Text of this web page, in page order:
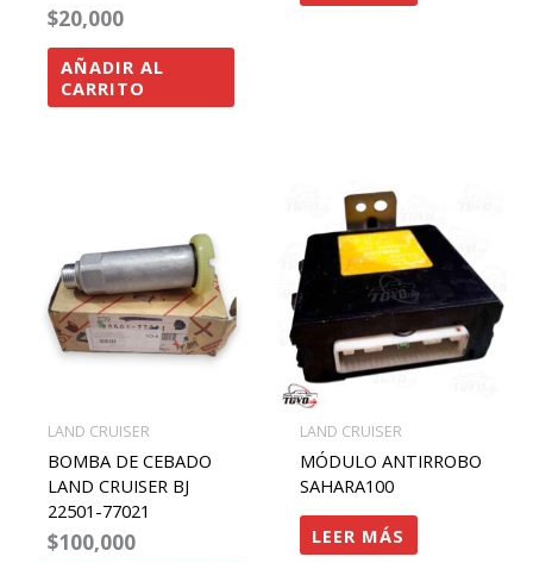
$20,000
AÑADIR AL
CARRITO
LAND CRUISER
BOMBA DE CEBADO
LAND CRUISER BJ
22501-77021
$100,000
LAND CRUISER
MÓDULO ANTIRROBO
SAHARA100
LEER MÁS